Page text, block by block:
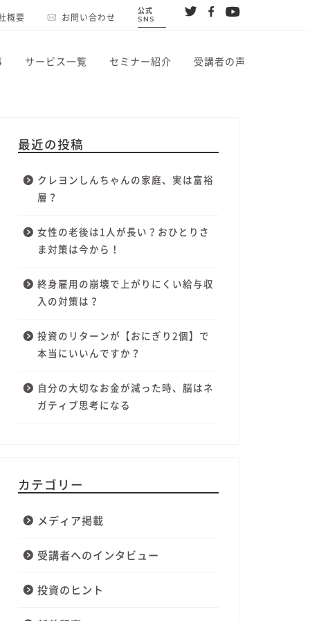
概要 お問い合わせ
公式
SNS
サービス一覧 セミナー紹介 受講者の声
最近の投稿
クレヨンしんちゃんの家庭、実は富裕
層？
女性の老後は1人が長い？おひとりさ
ま対策は今から！
終身雇用の崩壊で上がりにくい給与収
入の対策は？
投資のリターンが【おにぎり2個】で
本当にいいんですか？
自分の大切なお金が減った時、脳はネ
ガティブ思考になる
カテゴリー
メディア掲載
受講者へのインタビュー
投資のヒント